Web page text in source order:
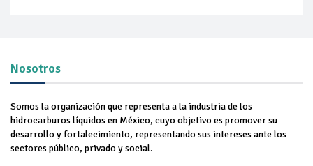
Nosotros
Somos la organización que representa a la industria de los
hidrocarburos líquidos en México, cuyo objetivo es promover su
desarrollo y fortalecimiento, representando sus intereses ante los
sectores público, privado y social.